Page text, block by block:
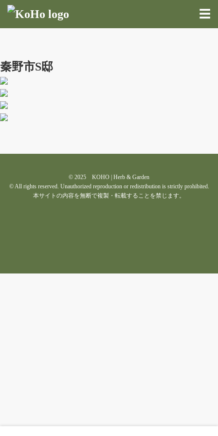
☰
秦野市S邸
© 2025 KOHO | Herb & Garden
© All rights reserved. Unauthorized reproduction or redistribution is strictly prohibited.
本サイトの内容を無断で複製・転載することを禁じます。